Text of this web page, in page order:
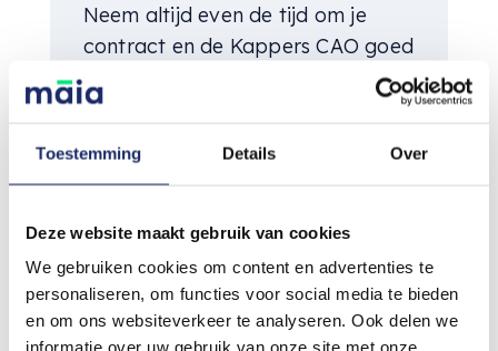
Toestemming Details Over
Deze website maakt gebruik van cookies
We gebruiken cookies om content en advertenties te
personaliseren, om functies voor social media te bieden
en om ons websiteverkeer te analyseren. Ook delen we
informatie over uw gebruik van onze site met onze
Neem altijd even de tijd om je
contract en de Kappers CAO goed
door te lezen. Zo weet je precies
waar je aan toe bent en kom je
je die welverdiende vakantie wilt